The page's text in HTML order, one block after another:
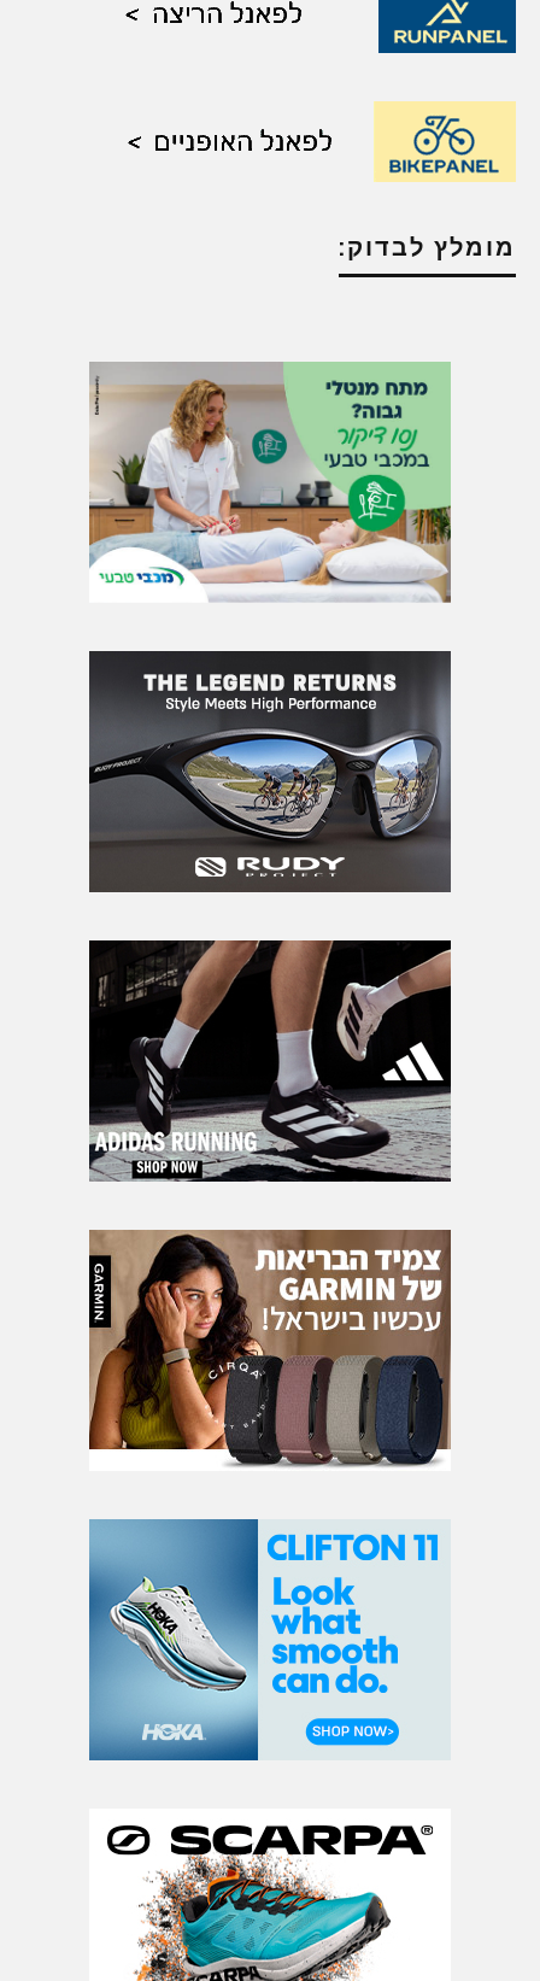
מומלץ לבדוק: